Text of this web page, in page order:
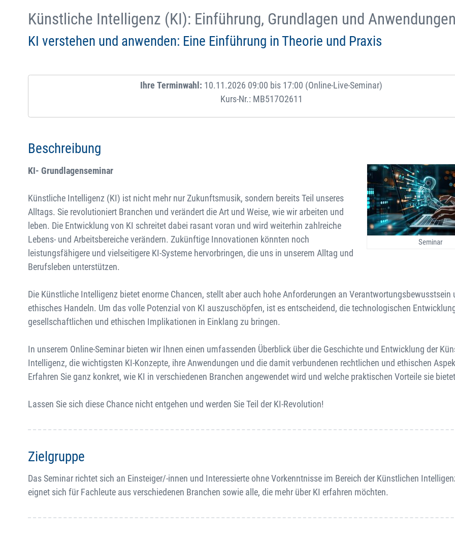
Künstliche Intelligenz (KI): Einführung, Grundlagen und Anwendungen
KI verstehen und anwenden: Eine Einführung in Theorie und Praxis
Ihre Terminwahl: 10.11.2026 09:00 bis 17:00 (Online-Live-Seminar)
Kurs-Nr.: MB517O2611
Beschreibung
Seminar
KI- Grundlagenseminar
Künstliche Intelligenz (KI) ist nicht mehr nur Zukunftsmusik, sondern bereits Teil unseres
Alltags. Sie revolutioniert Branchen und verändert die Art und Weise, wie wir arbeiten und
leben. Die Entwicklung von KI schreitet dabei rasant voran und wird weiterhin zahlreiche
Lebens- und Arbeitsbereiche verändern. Zukünftige Innovationen könnten noch
leistungsfähigere und vielseitigere KI-Systeme hervorbringen, die uns in unserem Alltag und
Berufsleben unterstützen.
Die Künstliche Intelligenz bietet enorme Chancen, stellt aber auch hohe Anforderungen an Verantwortungsbewusstsein
ethisches Handeln. Um das volle Potenzial von KI auszuschöpfen, ist es entscheidend, die technologischen
gesellschaftlichen und ethischen Implikationen in Einklang zu bringen.
In unserem Online-Seminar bieten wir Ihnen einen umfassenden Überblick über die Geschichte und Entwicklung der
Intelligenz, die wichtigsten KI-Konzepte, ihre Anwendungen und die damit verbundenen rechtlichen und ethischen
Erfahren Sie ganz konkret, wie KI in verschiedenen Branchen angewendet wird und welche praktischen Vorteile sie
Lassen Sie sich diese Chance nicht entgehen und werden Sie Teil der KI-Revolution!
Zielgruppe
Das Seminar richtet sich an Einsteiger/-innen und Interessierte ohne Vorkenntnisse im Bereich der Künstlichen
eignet sich für Fachleute aus verschiedenen Branchen sowie alle, die mehr über KI erfahren möchten.